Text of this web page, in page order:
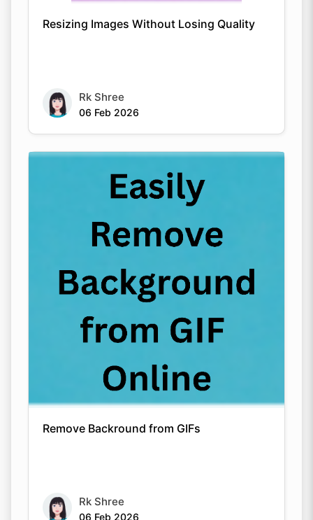
Resizing Images Without Losing Quality
Rk Shree
06 Feb 2026
Remove Backround from GIFs
Rk Shree
06 Feb 2026